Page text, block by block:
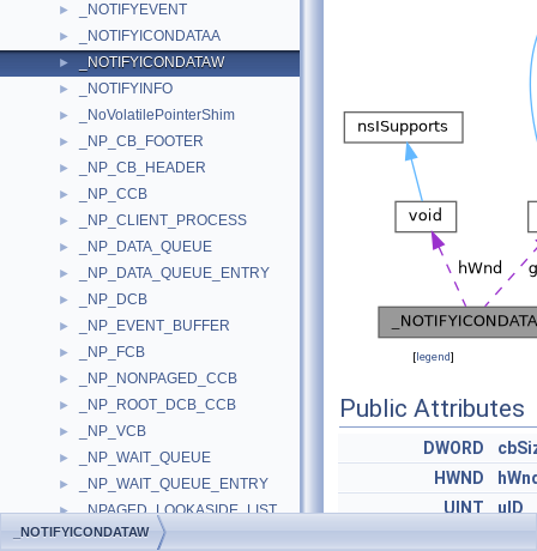
► _NOTIFYEVENT
► _NOTIFYICONDATAA
► _NOTIFYICONDATAW
► _NOTIFYINFO
► _NoVolatilePointerShim
► _NP_CB_FOOTER
► _NP_CB_HEADER
► _NP_CCB
► _NP_CLIENT_PROCESS
► _NP_DATA_QUEUE
► _NP_DATA_QUEUE_ENTRY
► _NP_DCB
► _NP_EVENT_BUFFER
► _NP_FCB
► _NP_NONPAGED_CCB
► _NP_ROOT_DCB_CCB
► _NP_VCB
► _NP_WAIT_QUEUE
► _NP_WAIT_QUEUE_ENTRY
► _NPAGED_LOOKASIDE_LIST
► _NPEmbedPrint
[legend]
Public Attributes
DWORD
HWND
UINT
uID
_NOTIFYICONDATAW